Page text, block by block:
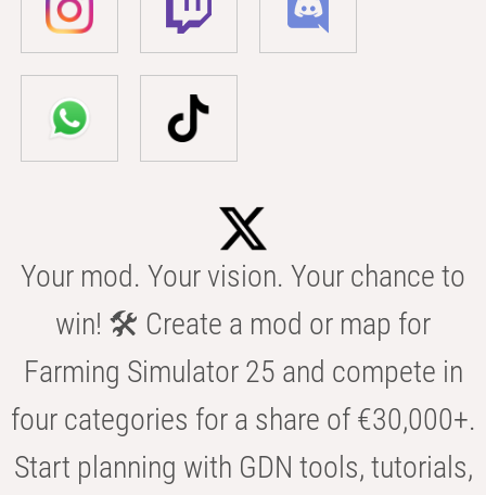
Your mod. Your vision. Your chance to
win! 🛠️ Create a mod or map for
Farming Simulator 25 and compete in
four categories for a share of €30,000+.
Start planning with GDN tools, tutorials,